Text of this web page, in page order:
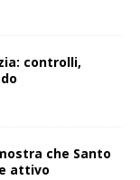
controlli,
che Santo
attivo